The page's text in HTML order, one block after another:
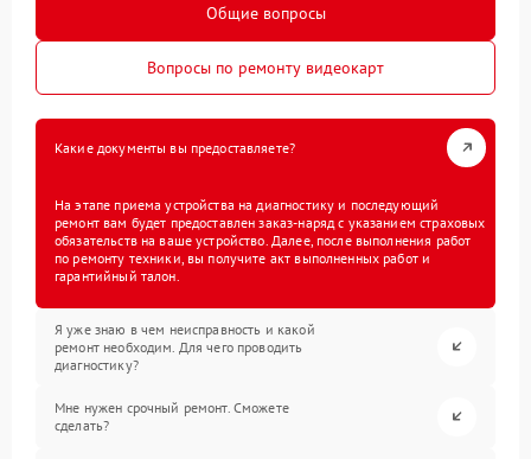
Общие вопросы
Вопросы по ремонту видеокарт
Какие документы вы предоставляете?
На этапе приема устройства на диагностику и последующий
ремонт вам будет предоставлен заказ-наряд с указанием страховых
обязательств на ваше устройство. Далее, после выполнения работ
по ремонту техники, вы получите акт выполненных работ и
гарантийный талон.
Я уже знаю в чем неисправность и какой
ремонт необходим. Для чего проводить
диагностику?
Мне нужен срочный ремонт. Сможете
сделать?